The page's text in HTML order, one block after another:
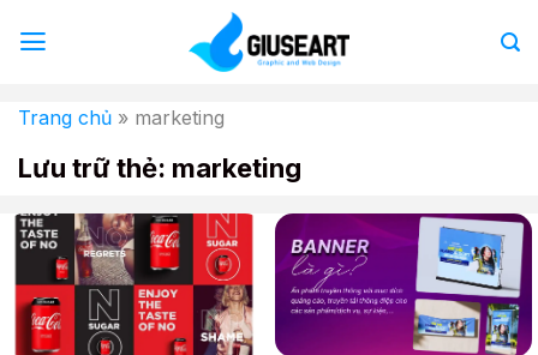
qua
Trang chủ » marketing
Lưu trữ thẻ: marketing